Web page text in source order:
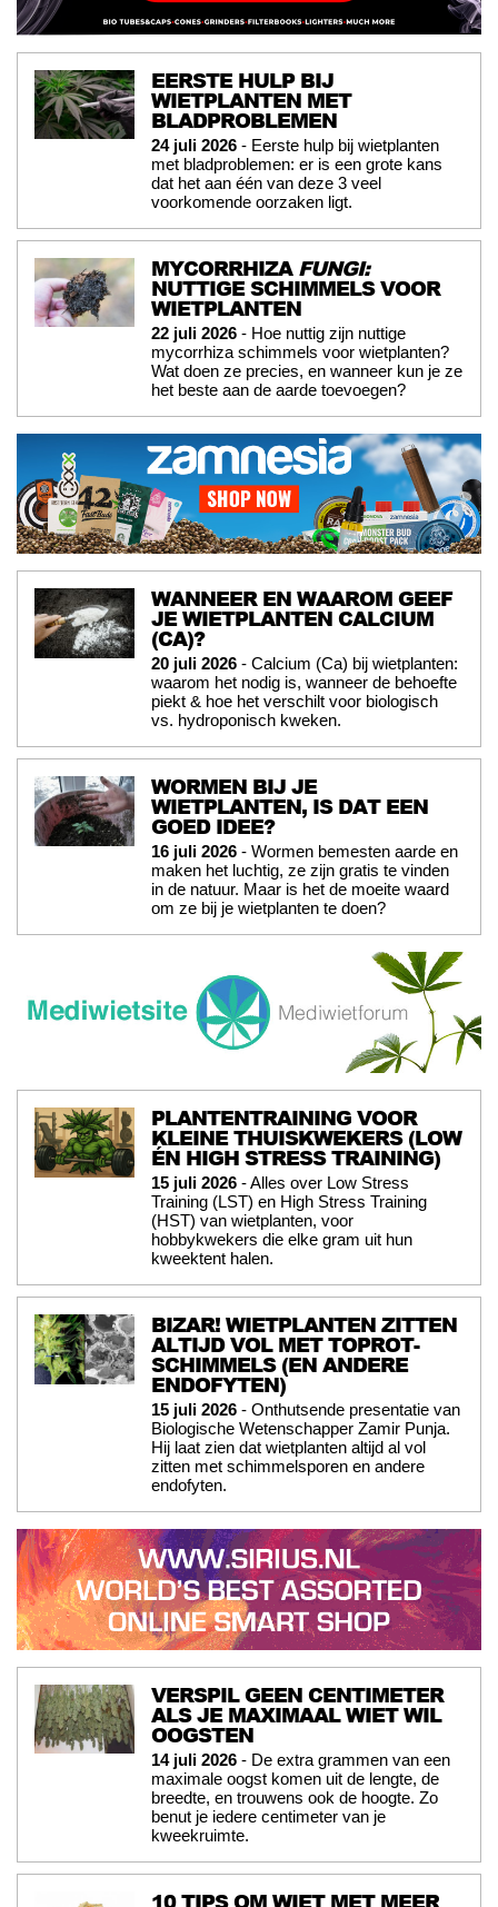
EERSTE HULP BIJ
WIETPLANTEN MET
BLADPROBLEMEN
24 juli 2026 - Eerste hulp bij wietplanten
met bladproblemen: er is een grote kans
dat het aan één van deze 3 veel
voorkomende oorzaken ligt.
MYCORRHIZAFUNGI:
NUTTIGE SCHIMMELS VOOR
WIETPLANTEN
22 juli 2026 - Hoe nuttig zijn nuttige
mycorrhiza schimmels voor wietplanten?
Wat doen ze precies, en wanneer kun je ze
het beste aan de aarde toevoegen?
WANNEER EN WAAROM GEEF
JE WIETPLANTEN CALCIUM
(CA)?
20 juli 2026 - Calcium (Ca) bij wietplanten:
waarom het nodig is, wanneer de behoefte
piekt & hoe het verschilt voor biologisch
vs. hydroponisch kweken.
WORMEN BIJ JE
WIETPLANTEN, IS DAT EEN
GOED IDEE?
16 juli 2026 - Wormen bemesten aarde en
maken het luchtig, ze zijn gratis te vinden
in de natuur. Maar is het de moeite waard
om ze bij je wietplanten te doen?
PLANTENTRAINING VOOR
KLEINE THUISKWEKERS (LOW
ÉN HIGH STRESS TRAINING)
15 juli 2026 - Alles over Low Stress
Training (LST) en High Stress Training
(HST) van wietplanten, voor
hobbykwekers die elke gram uit hun
kweektent halen.
BIZAR! WIETPLANTEN ZITTEN
ALTIJD VOL MET TOPROT-
SCHIMMELS (EN ANDERE
ENDOFYTEN)
15 juli 2026 - Onthutsende presentatie van
Biologische Wetenschapper Zamir Punja.
Hij laat zien dat wietplanten altijd al vol
zitten met schimmelsporen en andere
endofyten.
VERSPIL GEEN CENTIMETER
ALS JE MAXIMAAL WIET WIL
OOGSTEN
14 juli 2026 - De extra grammen van een
maximale oogst komen uit de lengte, de
breedte, en trouwens ook de hoogte. Zo
benut je iedere centimeter van je
kweekruimte.